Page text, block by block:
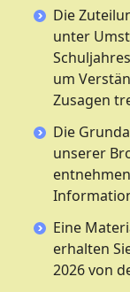
Die
unter
um
Zusagen
Die
unserer
Eine
erhalten
2026 von